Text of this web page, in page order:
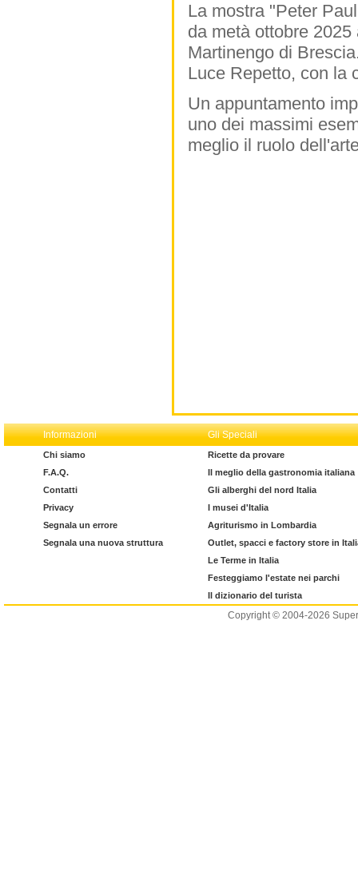
La mostra "Peter
da metà ottobre
Martinengo di
Luce Repetto, con la
Un appuntamento
uno dei massimi
meglio il ruolo
Informazioni Gli Speciali
Chi siamo
F.A.Q.
Contatti
Privacy
Segnala un errore
Segnala una nuova struttura
Ricette da provare
Il meglio della gastronomia italiana
Gli alberghi del nord Italia
I musei d'Italia
Agriturismo in Lombardia
Outlet, spacci e factory store in
Le Terme in Italia
Festeggiamo l'estate nei parchi
Il dizionario del turista
Copyright © 2004-2026